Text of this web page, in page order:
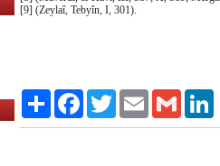
[9] (Zeylaî, Tebyîn, I, 301).
Paylaş FacebookTwitter Email Gmail